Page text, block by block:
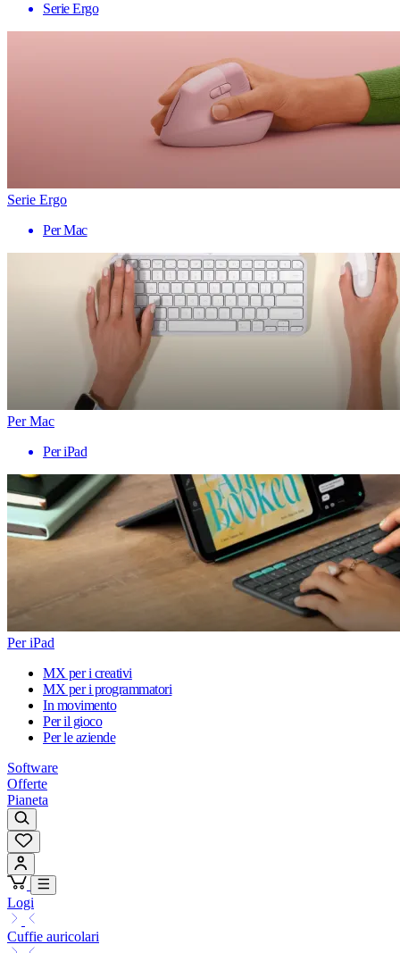
Serie Ergo
Serie Ergo
Per Mac
Per Mac
Per iPad
Per iPad
MX per i creativi
MX per i programmatori
In movimento
Per il gioco
Per le aziende
Software
Offerte
Pianeta
Logi
Cuffie auricolari